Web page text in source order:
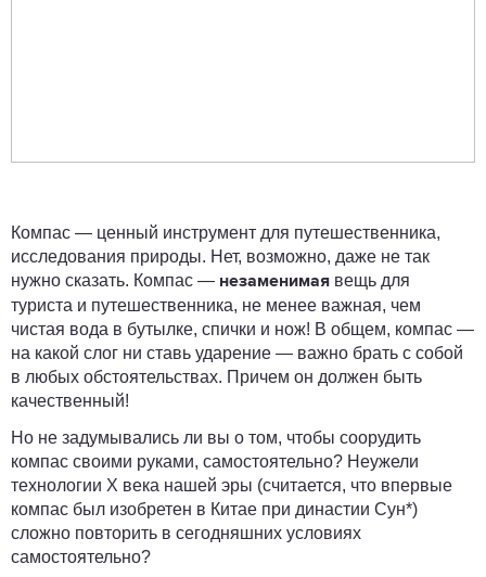
Компас — ценный инструмент для путешественника,
исследования природы. Нет, возможно, даже не так
нужно сказать. Компас — незаменимая вещь для
туриста и путешественника, не менее важная, чем
чистая вода в бутылке, спички и нож! В общем, компас —
на какой слог ни ставь ударение — важно брать с собой
в любых обстоятельствах. Причем он должен быть
качественный!
Но не задумывались ли вы о том, чтобы соорудить
компас своими руками, самостоятельно? Неужели
технологии X века нашей эры (считается, что впервые
компас был изобретен в Китае при династии Сун*)
сложно повторить в сегодняшних условиях
самостоятельно?